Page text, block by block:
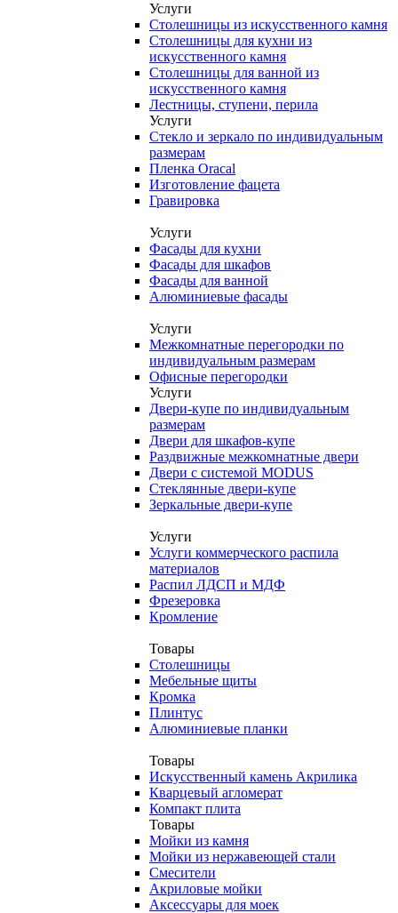
Услуги
Столешницы из искусственного камня
Столешницы для кухни из
искусственного камня
Столешницы для ванной из
искусственного камня
Лестницы, ступени, перила
Услуги
Стекло и зеркало по индивидуальным
размерам
Пленка Oracal
Изготовление фацета
Гравировка
Услуги
Фасады для кухни
Фасады для шкафов
Фасады для ванной
Алюминиевые фасады
Услуги
Межкомнатные перегородки по
индивидуальным размерам
Офисные перегородки
Услуги
Двери-купе по индивидуальным
размерам
Двери для шкафов-купе
Раздвижные межкомнатные двери
Двери с системой MODUS
Стеклянные двери-купе
Зеркальные двери-купе
Услуги
Услуги коммерческого распила
материалов
Распил ЛДСП и МДФ
Фрезеровка
Кромление
Товары
Столешницы
Мебельные щиты
Кромка
Плинтус
Алюминиевые планки
Товары
Искусственный камень Акрилика
Кварцевый агломерат
Компакт плита
Товары
Мойки из камня
Мойки из нержавеющей стали
Смесители
Акриловые мойки
Аксессуары для моек